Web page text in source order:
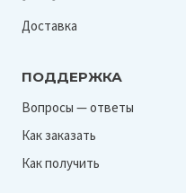
Доставка
ПОДДЕРЖКА
Вопросы — ответы
Как заказать
Как получить